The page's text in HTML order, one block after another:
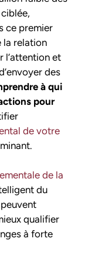
ce premier
la relation
l’attention et
des
à qui
pour
de votre
de la
du
qualifier
à forte